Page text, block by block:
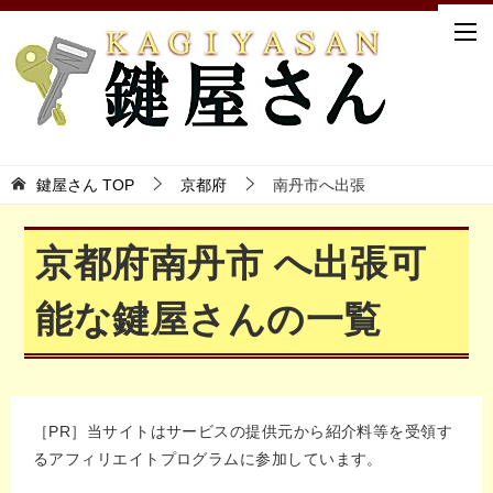
鍵屋さん TOP 京都府 南丹市へ出張
京都府南丹市 へ出張可
能な鍵屋さんの一覧
［PR］当サイトはサービスの提供元から紹介料等を受領す
るアフィリエイトプログラムに参加しています。